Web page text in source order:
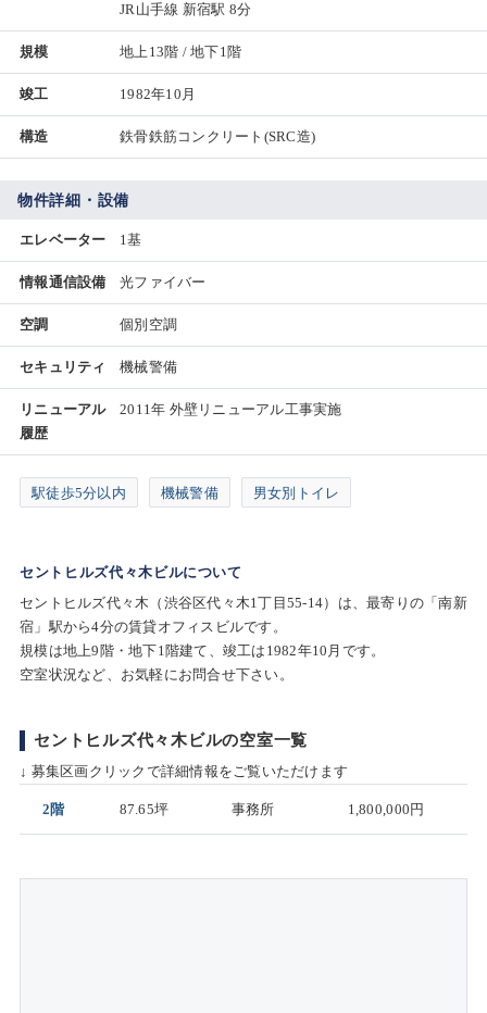
JR山手線 新宿駅 8分
規模 地上13階 / 地下1階
竣工 1982年10月
構造 鉄骨鉄筋コンクリート(SRC造)
物件詳細・設備
エレベーター 1基
情報通信設備 光ファイバー
空調 個別空調
セキュリティ 機械警備
リニューアル
履歴
2011年 外壁リニューアル工事実施
駅徒歩5分以内 機械警備 男女別トイレ
セントヒルズ代々木ビルについて
セントヒルズ代々木（渋谷区代々木1丁目55-14）は、最寄りの「南新
宿」駅から4分の賃貸オフィスビルです。
規模は地上9階・地下1階建て、竣工は1982年10月です。
空室状況など、お気軽にお問合せ下さい。
セントヒルズ代々木ビルの空室一覧
↓ 募集区画クリックで詳細情報をご覧いただけます
2階 87.65坪 事務所 1,800,000円